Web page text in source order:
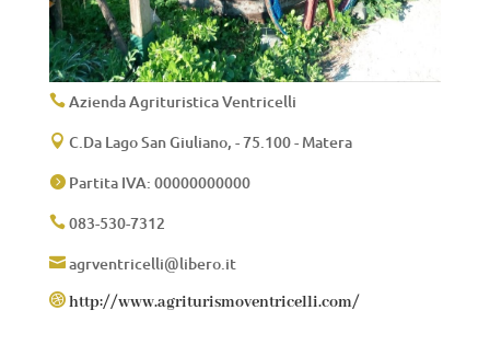
Azienda Agrituristica Ventricelli
 C.Da Lago San Giuliano, - 75.100 - Matera
Partita IVA: 00000000000
083-530-7312
agrventricelli@libero.it
 http://www.agriturismoventricelli.com/